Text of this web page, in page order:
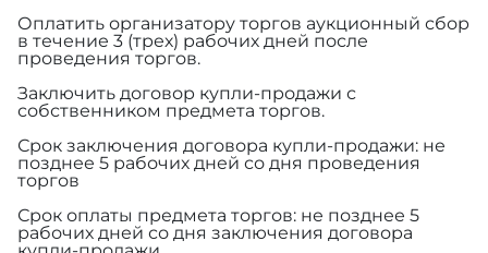
Оплатить организатору торгов аукционный сбор
в течение 3 (трех) рабочих дней после
проведения торгов.
Заключить договор купли-продажи с
собственником предмета торгов.
Срок заключения договора купли-продажи: не
позднее 5 рабочих дней со дня проведения
торгов
Срок оплаты предмета торгов: не позднее 5
рабочих дней со дня заключения договора